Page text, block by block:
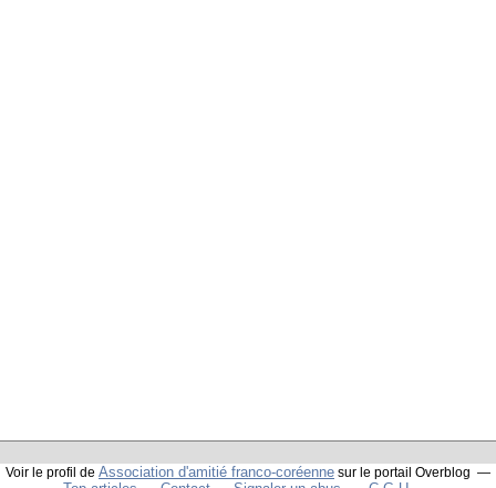
Voir le profil de Association d'amitié franco-coréenne sur le portail Overblog